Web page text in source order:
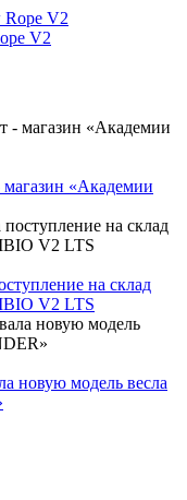
V2
магазин «Академии
на склад
V2 LTS
новую модель весла